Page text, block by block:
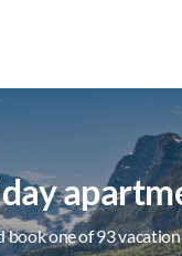
book one of 93